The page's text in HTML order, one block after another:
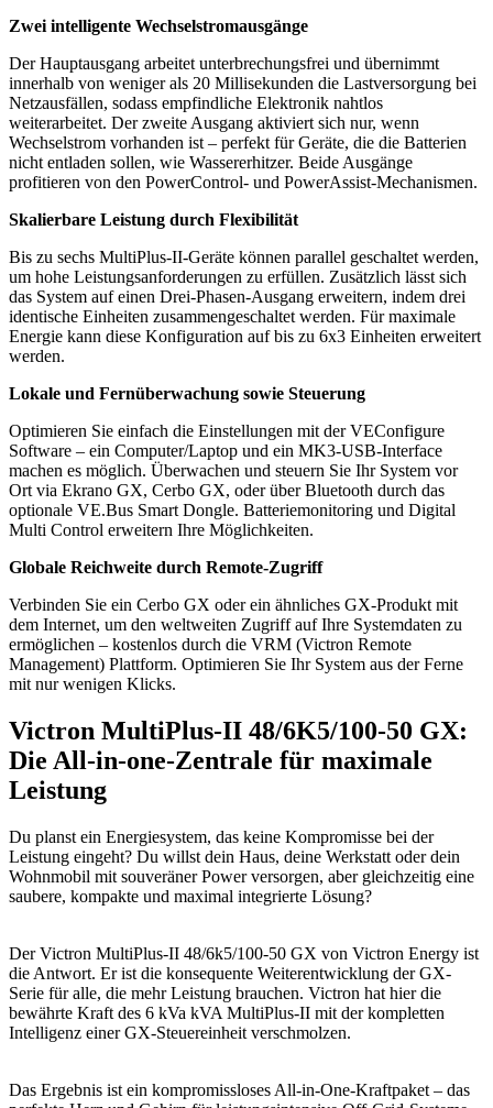
Zwei intelligente Wechselstromausgänge
Der Hauptausgang arbeitet unterbrechungsfrei und übernimmt
innerhalb von weniger als 20 Millisekunden die Lastversorgung bei
Netzausfällen, sodass empfindliche Elektronik nahtlos
weiterarbeitet. Der zweite Ausgang aktiviert sich nur, wenn
Wechselstrom vorhanden ist – perfekt für Geräte, die die Batterien
nicht entladen sollen, wie Wassererhitzer. Beide Ausgänge
profitieren von den PowerControl- und PowerAssist-Mechanismen.
Skalierbare Leistung durch Flexibilität
Bis zu sechs MultiPlus-II-Geräte können parallel geschaltet werden,
um hohe Leistungsanforderungen zu erfüllen. Zusätzlich lässt sich
das System auf einen Drei-Phasen-Ausgang erweitern, indem drei
identische Einheiten zusammengeschaltet werden. Für maximale
Energie kann diese Konfiguration auf bis zu 6x3 Einheiten erweitert
werden.
Lokale und Fernüberwachung sowie Steuerung
Optimieren Sie einfach die Einstellungen mit der VEConfigure
Software – ein Computer/Laptop und ein MK3-USB-Interface
machen es möglich. Überwachen und steuern Sie Ihr System vor
Ort via Ekrano GX, Cerbo GX, oder über Bluetooth durch das
optionale VE.Bus Smart Dongle. Batteriemonitoring und Digital
Multi Control erweitern Ihre Möglichkeiten.
Globale Reichweite durch Remote-Zugriff
Verbinden Sie ein Cerbo GX oder ein ähnliches GX-Produkt mit
dem Internet, um den weltweiten Zugriff auf Ihre Systemdaten zu
ermöglichen – kostenlos durch die VRM (Victron Remote
Management) Plattform. Optimieren Sie Ihr System aus der Ferne
mit nur wenigen Klicks.
Victron MultiPlus-II 48/6K5/100-50 GX:
Die All-in-one-Zentrale für maximale
Leistung
Du planst ein Energiesystem, das keine Kompromisse bei der
Leistung eingeht? Du willst dein Haus, deine Werkstatt oder dein
Wohnmobil mit souveräner Power versorgen, aber gleichzeitig eine
saubere, kompakte und maximal integrierte Lösung?
Der Victron MultiPlus-II 48/6k5/100-50 GX von Victron Energy ist
die Antwort. Er ist die konsequente Weiterentwicklung der GX-
Serie für alle, die mehr Leistung brauchen. Victron hat hier die
bewährte Kraft des 6 kVa kVA MultiPlus-II mit der kompletten
Intelligenz einer GX-Steuereinheit verschmolzen.
Das Ergebnis ist ein kompromissloses All-in-One-Kraftpaket – das